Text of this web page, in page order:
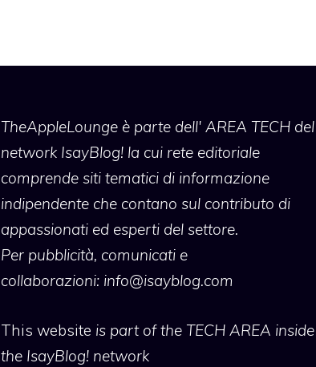
TheAppleLoungeè parte dell' AREA TECH del
network IsayBlog! la cui rete editoriale
comprende siti tematici di informazione
indipendente che contano sul contributo di
appassionati ed esperti del settore.
Per pubblicità, comunicati e
collaborazioni: info@isayblog.com
This website is part of the TECH AREA inside
the IsayBlog! network